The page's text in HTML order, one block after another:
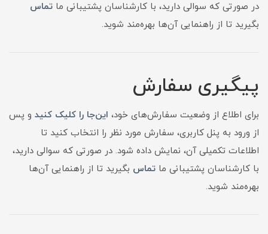
در صورتی که سوالی دارید، با کارشناسان پشتیبانی ما تماس
بگیرید تا از راهنمایی آن‌ها بهره‌مند شوید.
پیگیری سفارش
برای اطلاع از وضعیت سفارش‌های خود، این‌جا را کلیک کنید و پس
از ورود به پنل کاربری، سفارش مورد نظر را انتخاب کنید تا
اطلاعات تکمیلی آن، نمایش داده شود. در صورتی که سوالی دارید،
با کارشناسان پشتیبانی ما تماس بگیرید تا از راهنمایی آن‌ها
بهره‌مند شوید.